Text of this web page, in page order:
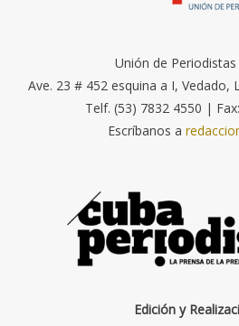
Unión de Periodistas
Ave. 23 # 452 esquina a I, Vedado,
Telf. (53) 7832 4550 |
Escríbanos a
Edición y